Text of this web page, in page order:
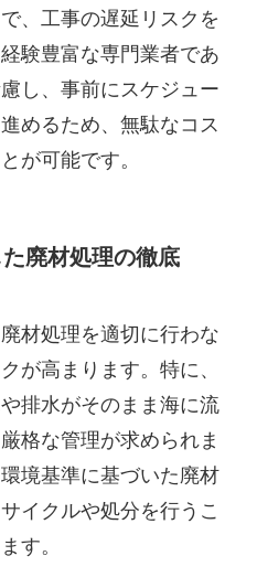
、工事の遅延リスクを
験豊富な専門業者であ
し、事前にスケジュー
めるため、無駄なコス
が可能です。
廃材処理の徹底
材処理を適切に行わな
が高まります。特に、
排水がそのまま海に流
格な管理が求められま
境基準に基づいた廃材
イクルや処分を行うこ
す。